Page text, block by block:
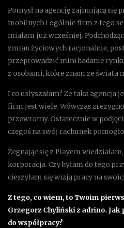
Pomysł na agencję zajmującą się
mobilnych i ogólnie firm z tego
miałam już wcześniej.
zmian życiowych racjonalnie,
przeprowadzić mini badanie
z osobami, które znam ze świata
I co usłyszałam? Że taka agencja
firm jest wiele. Wówczas
przewrotny. Ostatecznie w
czegoś na swój rachunek
Żegnając się z Playem
korporacja. Czy byłam do tego
cieszyłam się wizją pracy na
Z tego, co wiem, to Twoim
Grzegorz Chyliński z adrino. Jak
do współpracy?